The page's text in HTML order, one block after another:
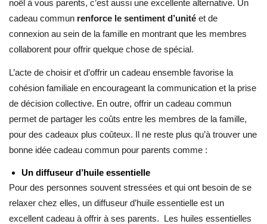
noël à vous parents, c’est aussi une excellente alternative. Un
cadeau commun renforce le sentiment d’unité et de
connexion au sein de la famille en montrant que les membres
collaborent pour offrir quelque chose de spécial.
L’acte de choisir et d’offrir un cadeau ensemble favorise la
cohésion familiale en encourageant la communication et la prise
de décision collective. En outre, offrir un cadeau commun
permet de partager les coûts entre les membres de la famille,
pour des cadeaux plus coûteux. Il ne reste plus qu’à trouver une
bonne idée cadeau commun pour parents comme :
Un diffuseur d’huile essentielle
Pour des personnes souvent stressées et qui ont besoin de se
relaxer chez elles, un diffuseur d’huile essentielle est un
excellent cadeau à offrir à ses parents. Les huiles essentielles